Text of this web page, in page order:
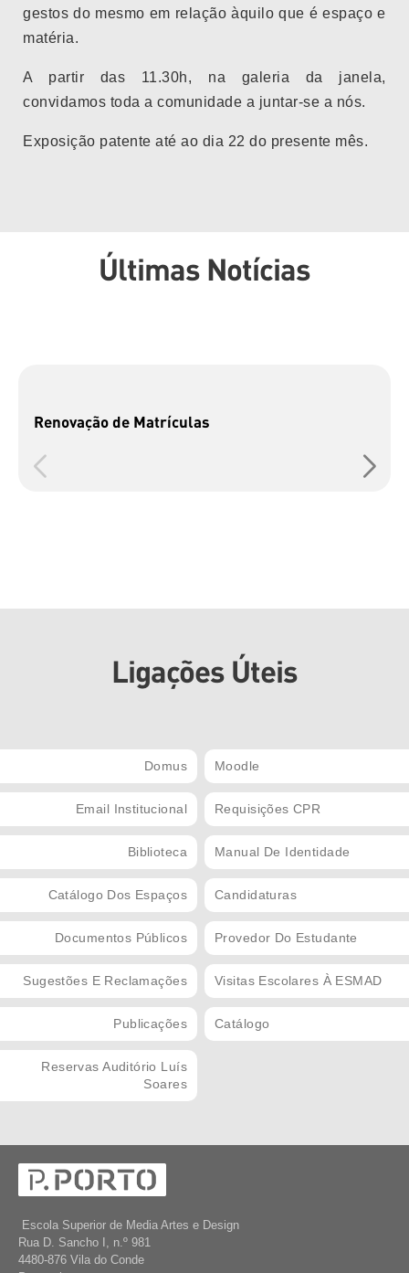
gestos do mesmo em relação àquilo que é espaço e
matéria.
A partir das 11.30h, na galeria da janela,
convidamos toda a comunidade a juntar-se a nós.
Exposição patente até ao dia 22 do presente mês.
Últimas Notícias
Renovação de Matrículas
Ligações Úteis
Domus Moodle
Email Institucional Requisições CPR
Biblioteca Manual De Identidade
Catálogo Dos Espaços Candidaturas
Documentos Públicos Provedor Do Estudante
Sugestões E Reclamações Visitas Escolares À ESMAD
Publicações Catálogo
Reservas Auditório Luís
Soares
Escola Superior de Media Artes e Design
Rua D. Sancho I, n.º 981
4480-876 Vila do Conde